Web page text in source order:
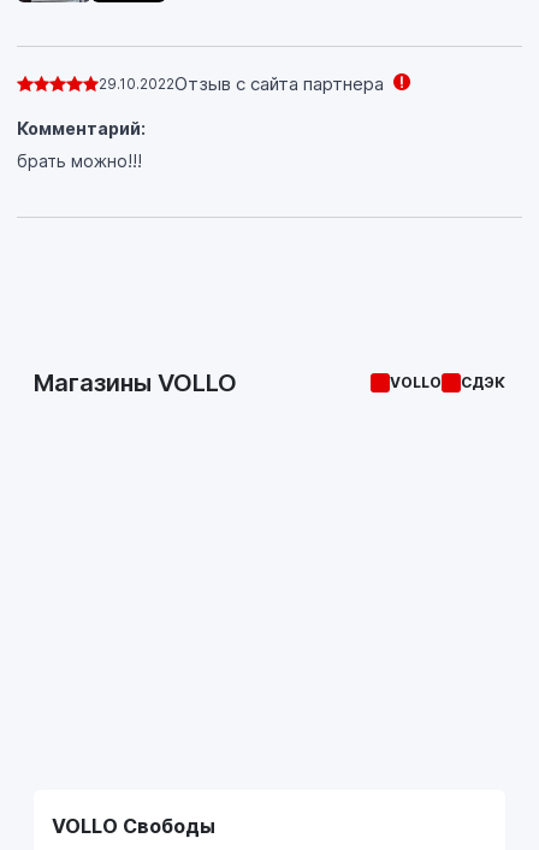
29.10.2022Отзыв с сайта партнера
Комментарий:
брать можно!!!
Магазины VOLLO VOLLO СДЭК
VOLLO Свободы